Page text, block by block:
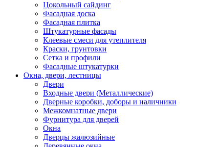
Цокольный сайдинг
Фасадная доска
Фасадная плитка
Штукатурные фасады
Клеевые смеси для утеплителя
Краски, грунтовки
Сетка и профили
Фасадные штукатурки
Окна, двери, лестницы
Двери
Входные двери (Металлические)
Дверные коробки, доборы и наличники
Межкомнатные двери
Фурнитура для дверей
Окна
Дверцы жалюзийные